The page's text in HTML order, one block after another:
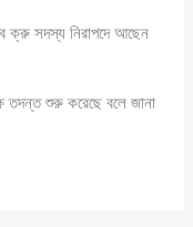
ক্রু সদস্য নিরাপদে আছেন
তদন্ত শুরু করেছে বলে জানা